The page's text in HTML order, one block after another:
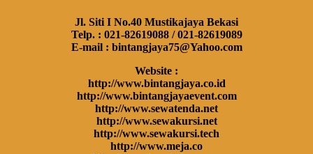
Jl. Siti I No.40 Mustikajaya Bekasi
Telp. : 021-82619088 / 021-82619089
E-mail : bintangjaya75@Yahoo.com
Website :
http://www.bintangjaya.co.id
http://www.bintangjayaevent.com
http://www.sewatenda.net
http://www.sewakursi.net
http://www.sewakursi.tech
http://www.meja.co